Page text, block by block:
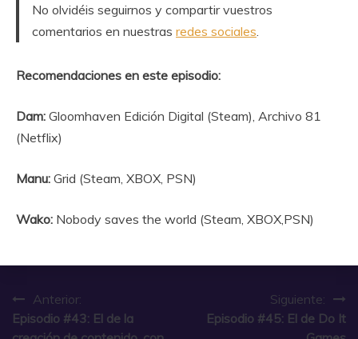
No olvidéis seguirnos y compartir vuestros
comentarios en nuestras redes sociales
Recomendaciones en este episodio:
Dam: Gloomhaven Edición Digital (Steam), Archivo 81
(Netflix)
Manu: Grid (Steam, XBOX, PSN)
Wako: Nobody saves the world (Steam, XBOX,PSN)
Navegación
de
Anterior:
Episodio #43: El de la
Siguiente:
Episodio #45: El de Do It